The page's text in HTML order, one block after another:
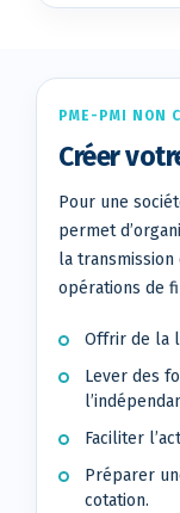
PME-PMI NON
Créer
Pour une
permet
la
opérations de
Offrir de la
Lever des
Faciliter
Préparer
cotation.